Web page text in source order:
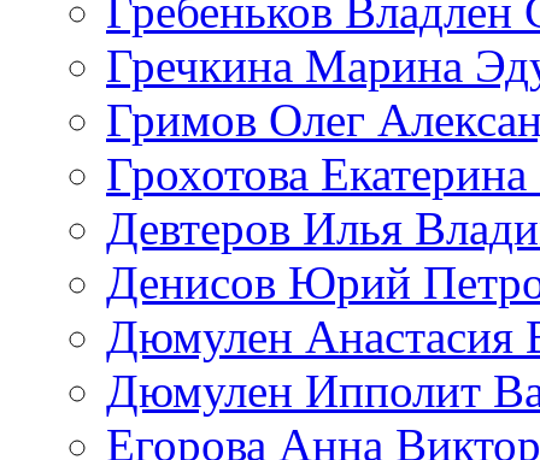
Гребеньков Владлен
Гречкина Марина
Гримов Олег
Грохотова
Девтеров Илья
Денисов Юрий
Дюмулен Анастасия
Дюмулен Ипполит
Егорова Анна